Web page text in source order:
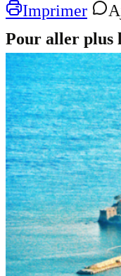
Imprimer
Pour aller plus